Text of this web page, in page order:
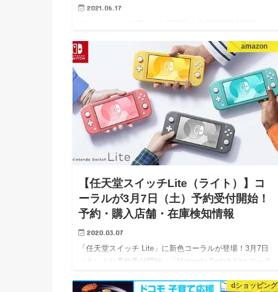
2021.06.17
に面白いセールが開催されます。 今回は夏セールが開催
されていますが、それに加えて5,000円以上…
amazon
【任天堂スイッチLite（ライト）】コ
ーラルが3月7日（土）予約受付開始！
予約・購入店舗・在庫検知情報
2020.03.07
「任天堂スイッチ Lite」に新色コーラルが登場！3月7日
（土）より予約受付開始 「Nintendo Switch Lite コーラ
一体化しており、小…
dショッピング